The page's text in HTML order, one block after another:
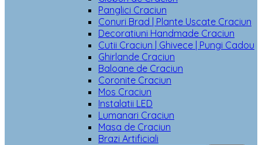
Panglici Craciun
Conuri Brad | Plante Uscate Craciun
Decoratiuni Handmade Craciun
Cutii Craciun | Ghivece | Pungi Cadou
Ghirlande Craciun
Baloane de Craciun
Coronite Craciun
Mos Craciun
Instalatii LED
Lumanari Craciun
Masa de Craciun
Brazi Artificiali